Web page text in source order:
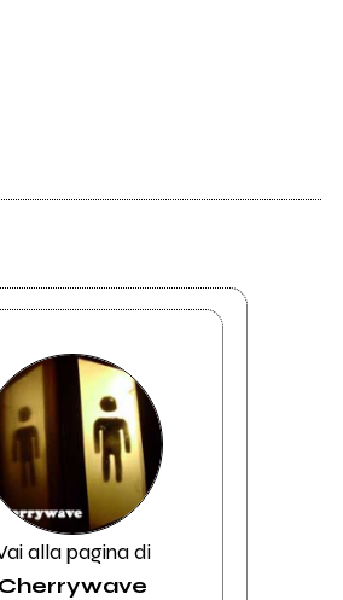
alla pagina di
Cherrywave